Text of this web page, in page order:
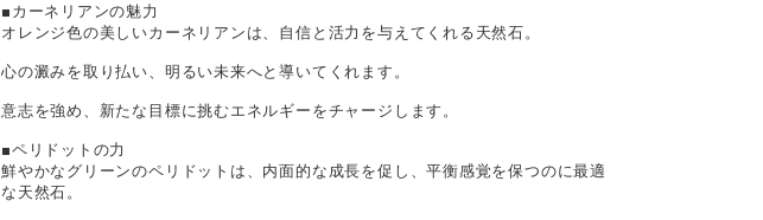
■カーネリアンの魅力
オレンジ色の美しいカーネリアンは、自信と活力を与えてくれる天然石。
心の澱みを取り払い、明るい未来へと導いてくれます。
意志を強め、新たな目標に挑むエネルギーをチャージします。
■ペリドットの力
鮮やかなグリーンのペリドットは、内面的な成長を促し、平衡感覚を保つのに最適
な天然石。